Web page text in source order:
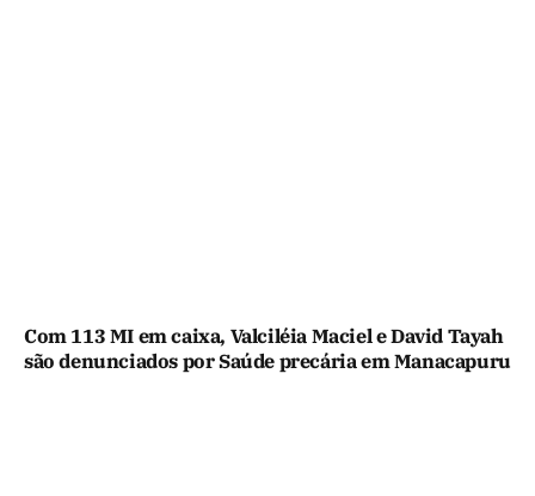
Com 113 MI em caixa, Valciléia Maciel e David Tayah
são denunciados por Saúde precária em Manacapuru